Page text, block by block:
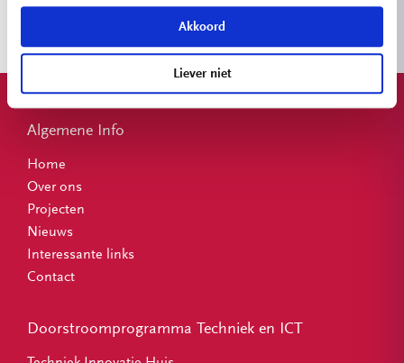
Akkoord
Liever niet
Algemene Info
Home
Over ons
Projecten
Nieuws
Interessante links
Contact
Doorstroomprogramma Techniek en ICT